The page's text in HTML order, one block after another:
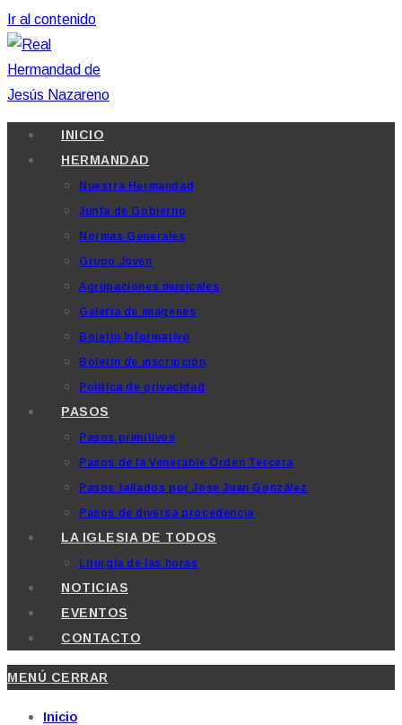
Ir al contenido
INICIO
HERMANDAD
Nuestra Hermandad
Junta de Gobierno
Normas Generales
Grupo Joven
Agrupaciones musicales
Galería de imágenes
Boletín Informativo
Boletín de inscripción
Política de privacidad
PASOS
Pasos primitivos
Pasos de la Venerable Orden Tercera
Pasos tallados por Jose Juan González
Pasos de diversa procedencia
LA IGLESIA DE TODOS
Liturgia de las horas
NOTICIAS
EVENTOS
CONTACTO
MENÚ CERRAR
Inicio